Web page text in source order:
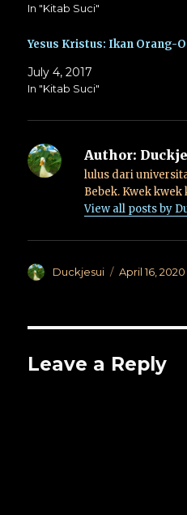
In "Kitab Suci"
Yesus Kristus: Ikan Orang-
July 4, 2017
In "Kitab Suci"
Author:
lulus dari
Bebek. Kwek kwek
View all posts by
Author
Duckjesui
Posted
April 16, 2020
Leave a Reply